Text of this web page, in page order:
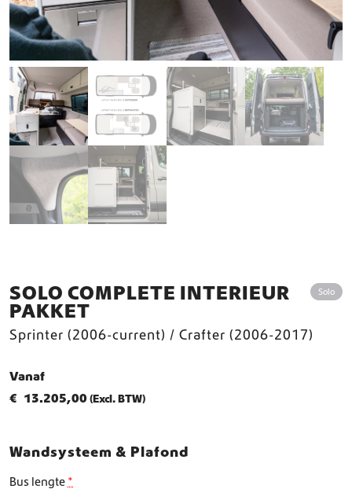
SOLO COMPLETE INTERIEUR
PAKKET
Solo
Sprinter (2006-current) / Crafter (2006-2017)
Vanaf
€ 13.205,00 (Excl. BTW)
Wandsysteem & Plafond
Bus lengte *